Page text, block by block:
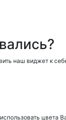
наш виджет к
цвета